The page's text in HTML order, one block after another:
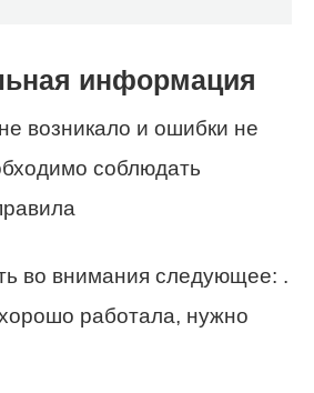
информация
возникало и ошибки не
соблюдать
во внимания следующее: .
работала, нужно